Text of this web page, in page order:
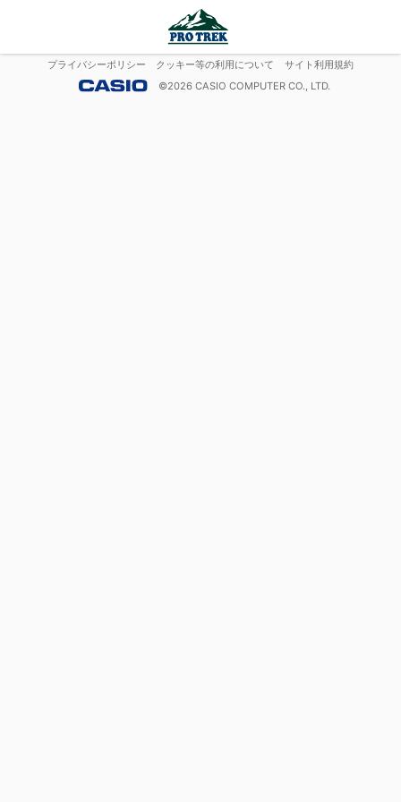
プライバシーポリシー クッキー等の利用について
サイト利用規約
©2026 CASIO COMPUTER CO., LTD.